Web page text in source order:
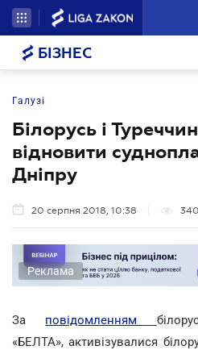
БІЗНЕС
Галузі
Білорусь і
відновити
Дніпру
20 серпня 2018, 10:38 340
Реклама
За повідомленням
«БЕЛТА», активізувалися